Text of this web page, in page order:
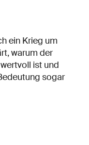
ein Krieg um
warum der
ist und
sogar